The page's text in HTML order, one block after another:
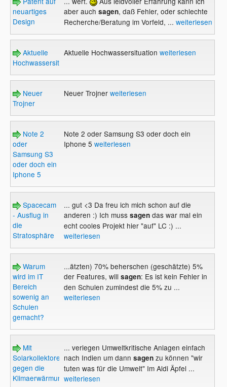
neuartiges
Design
aber auch sagen, daß Fehler, oder schlechte
Recherche/Beratung im Vorfeld, ... weiterlesen
Aktuelle
Hochwassersituation
Aktuelle Hochwassersituation weiterlesen
Neuer
Trojner
Neuer Trojner weiterlesen
Note 2
oder
Samsung S3
oder doch ein
Iphone 5
Note 2 oder Samsung S3 oder doch ein
Iphone 5 weiterlesen
Spacecam
- Ausflug in
die
Stratosphäre
... gut <3 Da freu ich mich schon auf die
anderen :) Ich musssagendas war mal ein
echt cooles Projekt hier "auf" LC :) ...
weiterlesen
Warum
wird im IT
Bereich
sowenig an
Schulen
gemacht?
...ätzten) 70% beherschen (geschätzte) 5%
der Features, will sagen: Es ist kein Fehler in
den Schulen zumindest die 5% zu ...
weiterlesen
Mit
Solarkollektoren
gegen die
Klimaerwärmung
... verlegen Umweltkritische Anlagen einfach
nach Indien um dann sagenzu können "wir
tuten was für die Umwelt" Im Aldi Äpfel ...
weiterlesen